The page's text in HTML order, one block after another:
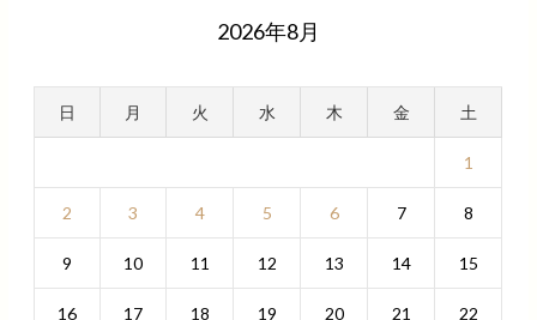
2026年8月
日 月 火 水 木 金 土
1
2 3 4 5 6 7 8
9 10 11 12 13 14 15
16 17 18 19 20 21 22